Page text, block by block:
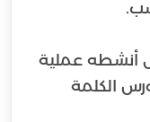
أنشطه عملية
الكلمة